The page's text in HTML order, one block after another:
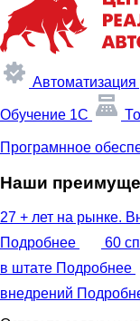
Автоматизация
Обучение 1С
Програмнное
Наши
27 + лет на рынке.
Подробнее
60
в штате Подробнее
внедрений